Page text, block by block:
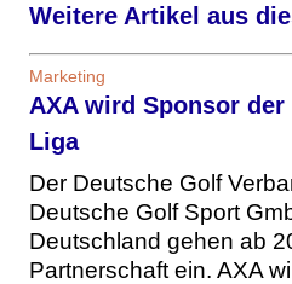
Weitere Artikel aus
Marketing
AXA wird Sponsor
Liga
Der Deutsche Golf
Deutsche Golf Sport
Deutschland gehen ab
Partnerschaft ein. AXA